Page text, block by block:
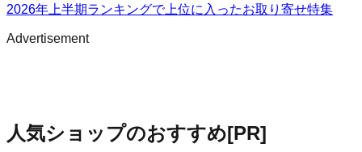
2026年上半期ランキングで上位に入ったお取り寄せ特集
Advertisement
人気ショップのおすすめ[PR]